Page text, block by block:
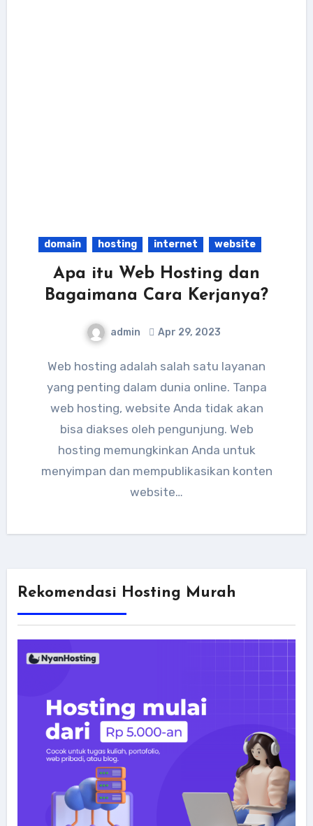
domain hosting internet website
Apa itu Web Hosting dan
Bagaimana Cara Kerjanya?
admin Apr 29, 2023
Web hosting adalah salah satu layanan
yang penting dalam dunia online. Tanpa
web hosting, website Anda tidak akan
bisa diakses oleh pengunjung. Web
hosting memungkinkan Anda untuk
menyimpan dan mempublikasikan konten
website…
Rekomendasi Hosting Murah